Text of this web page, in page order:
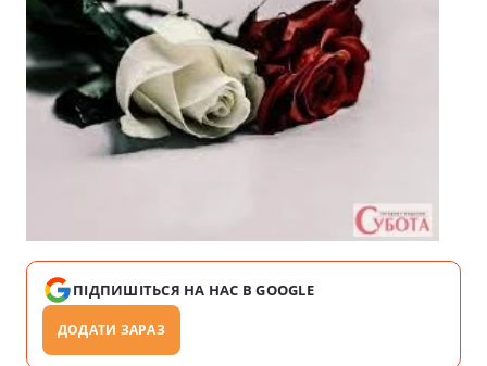
ПІДПИШІТЬСЯ НА НАС В GOOGLE
ДОДАТИ ЗАРАЗ